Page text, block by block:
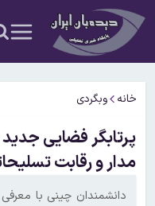
خانه وبگردی
پرتابگر فضایی
مدار و رقابت
دانشمندان چینی با